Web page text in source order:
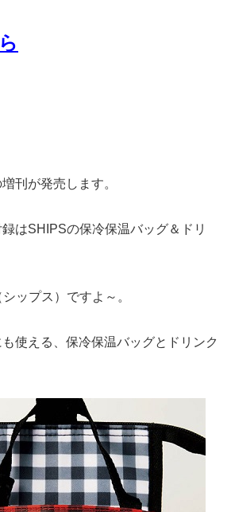
刊が発売します。
はSHIPSの保冷保温バッグ＆ドリ
ップス）ですよ～。
使える、保冷保温バッグとドリンク